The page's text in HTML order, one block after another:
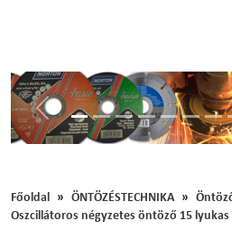
Előző
Főoldal ÖNTÖZÉSTECHNIKA
Oszcillátoros négyzetes öntöző 15 lyukas